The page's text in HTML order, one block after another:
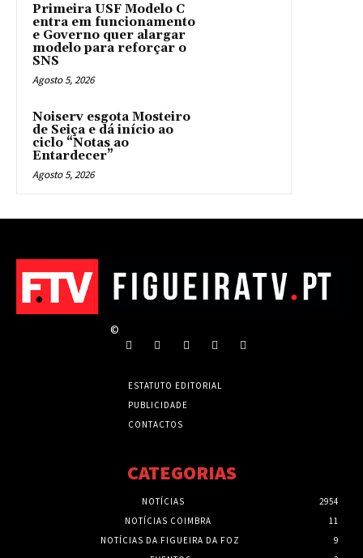
Primeira USF Modelo C
entra em funcionamento
e Governo quer alargar
modelo para reforçar o
SNS
Agosto 5, 2026
Noiserv esgota Mosteiro
de Seiça e dá início ao
ciclo “Notas ao
Entardecer”
Agosto 5, 2026
©
ESTATUTO EDITORIAL
PUBLICIDADE
CONTACTOS
CATEGORIAS
NOTÍCIAS
2954
NOTÍCIAS COIMBRA
11
NOTÍCIAS DA FIGUEIRA DA FOZ
9